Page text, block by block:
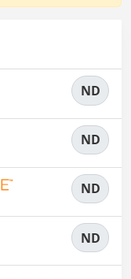
ND
ND
ND
ND